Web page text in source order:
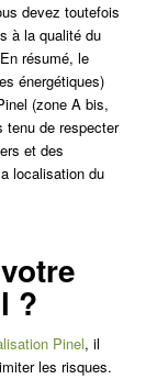
devez toutefois
à la qualité du
résumé, le
énergétiques)
(zone A bis,
de respecter
et des
localisation du
?
Pinel, il
les risques.